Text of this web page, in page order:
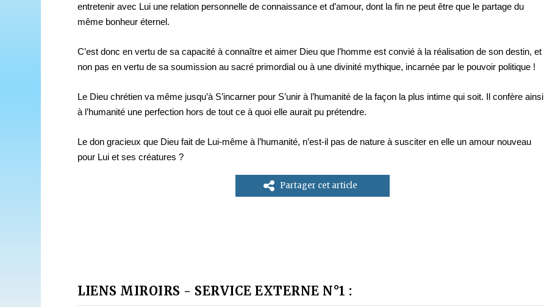
entretenir avec Lui une relation personnelle de connaissance et d’amour, dont la fin ne peut être que le partage du
même bonheur éternel.
C’est donc en vertu de sa capacité à connaître et aimer Dieu que l’homme est convié à la réalisation de son destin, et
non pas en vertu de sa soumission au sacré primordial ou à une divinité mythique, incarnée par le pouvoir politique !
Le Dieu chrétien va même jusqu’à S’incarner pour S’unir à l’humanité de la façon la plus intime qui soit. Il confère ainsi
à l’humanité une perfection hors de tout ce à quoi elle aurait pu prétendre.
Le don gracieux que Dieu fait de Lui-même à l’humanité, n’est-il pas de nature à susciter en elle un amour nouveau
pour Lui et ses créatures ?
Partager cet article
LIENS MIROIRS - SERVICE EXTERNE N°1 :